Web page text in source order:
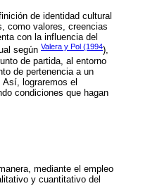
de identidad cultural
como valores, creencias
con la influencia del
según Valera y Pol (1994),
de partida, al entorno
de pertenencia a un
lograremos el
condiciones que hagan
mediante el empleo
y cuantitativo del